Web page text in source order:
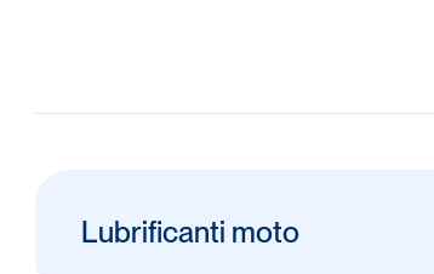
Lubrificanti moto